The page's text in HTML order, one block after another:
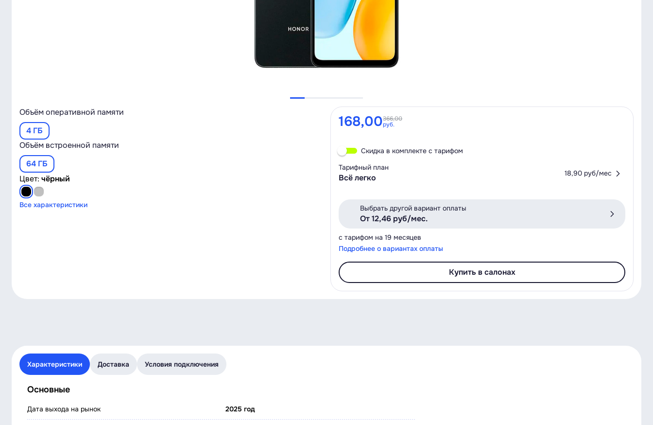
Объём оперативной памяти
4 ГБ
Объём встроенной памяти
64 ГБ
Цвет: чёрный
Все характеристики
168,00366,00
руб.
Скидка в комплекте с тарифом
Тарифный план
Всё легко 18,90 руб/мес
Выбрать другой вариант оплаты
От 12,46 руб/мес.
с тарифом на 19 месяцев
Подробнее о вариантах оплаты
Купить в салонах
Характеристики Доставка Условия подключения
Основные
Дата выхода на рынок 2025 год